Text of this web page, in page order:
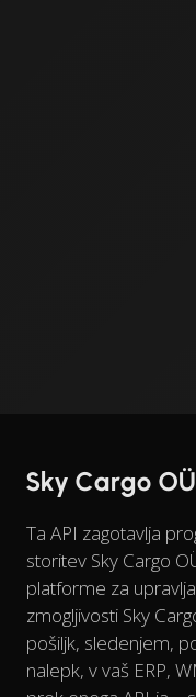
Sky Cargo
Ta API zagotavlja
storitev Sky Cargo
platforme za
zmogljivosti Sky
pošiljk, sledenjem,
nalepk, v vaš ERP,